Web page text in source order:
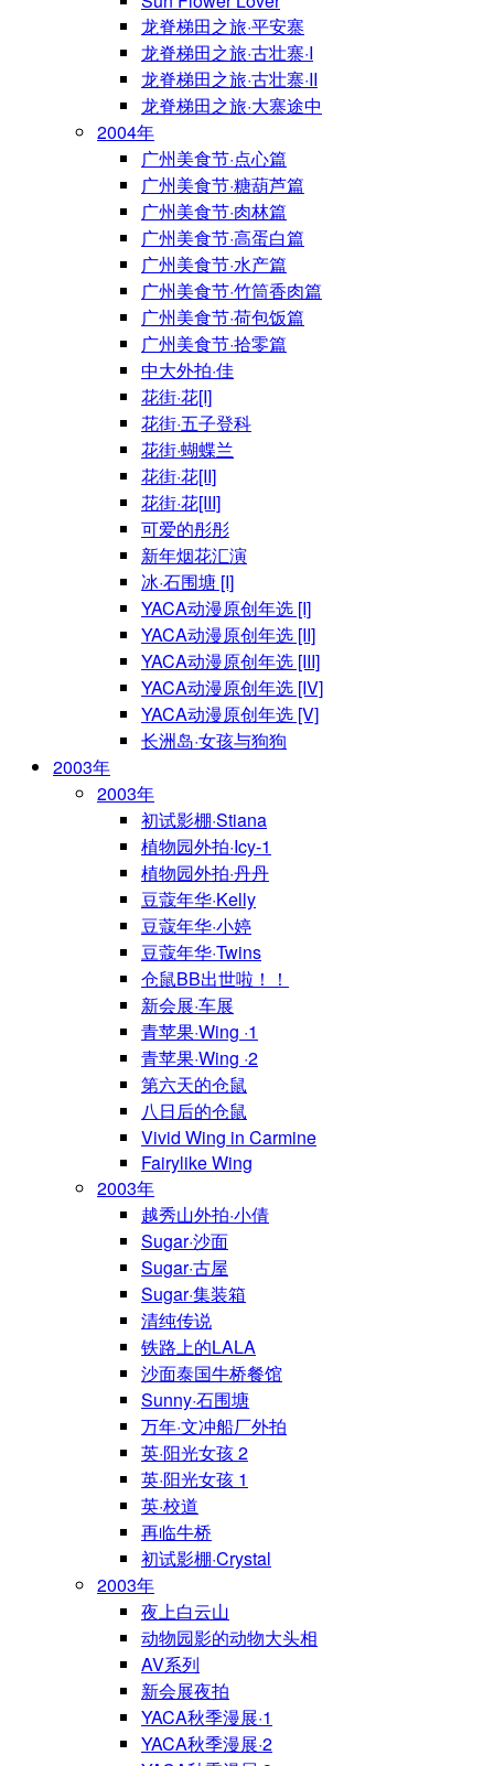
龙脊梯田之旅·平安寨
龙脊梯田之旅·古壮寨·I
龙脊梯田之旅·古壮寨·II
龙脊梯田之旅·大寨途中
2004年
广州美食节·点心篇
广州美食节·糖葫芦篇
广州美食节·肉林篇
广州美食节·高蛋白篇
广州美食节·水产篇
广州美食节·竹筒香肉篇
广州美食节·荷包饭篇
广州美食节·拾零篇
中大外拍·佳
花街·花[I]
花街·五子登科
花街·蝴蝶兰
花街·花[II]
花街·花[III]
可爱的彤彤
新年烟花汇演
冰·石围塘 [I]
YACA动漫原创年选 [I]
YACA动漫原创年选 [II]
YACA动漫原创年选 [III]
YACA动漫原创年选 [IV]
YACA动漫原创年选 [V]
长洲岛·女孩与狗狗
2003年
2003年
初试影棚·Stiana
植物园外拍·Icy-1
植物园外拍·丹丹
豆蔻年华·Kelly
豆蔻年华·小婷
豆蔻年华·Twins
仓鼠BB出世啦！！
新会展·车展
青苹果·Wing ·1
青苹果·Wing ·2
第六天的仓鼠
八日后的仓鼠
Vivid Wing in Carmine
Fairylike Wing
2003年
越秀山外拍·小倩
Sugar·沙面
Sugar·古屋
Sugar·集装箱
清纯传说
铁路上的LALA
沙面泰国牛桥餐馆
Sunny·石围塘
万年·文冲船厂外拍
英·阳光女孩 2
英·阳光女孩 1
英·校道
再临牛桥
初试影棚·Crystal
2003年
夜上白云山
动物园影的动物大头相
AV系列
新会展夜拍
YACA秋季漫展·1
YACA秋季漫展·2